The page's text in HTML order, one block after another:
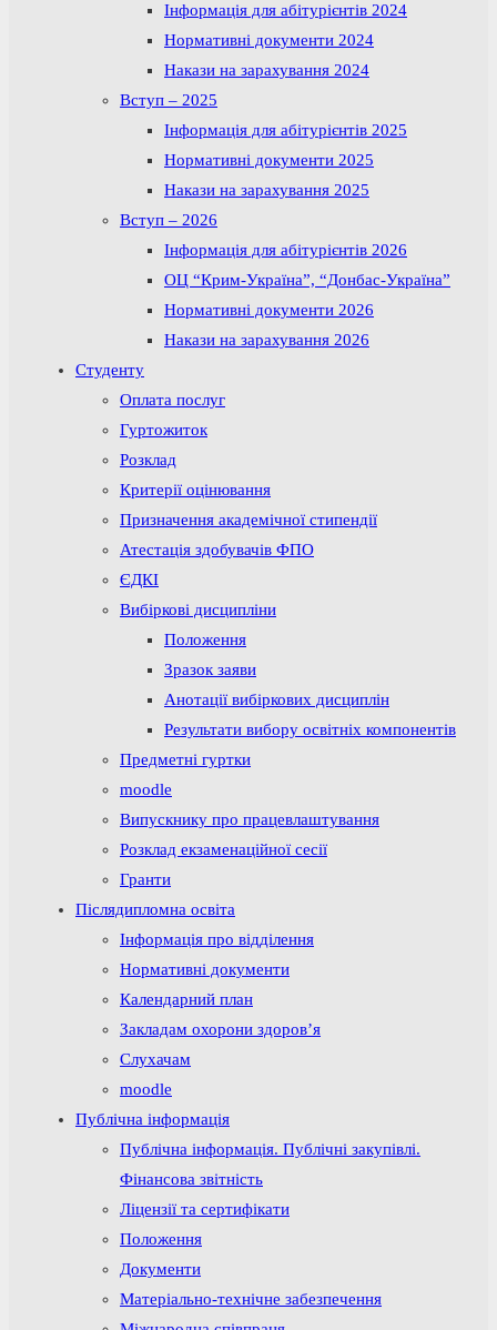
Інформація для абітурієнтів 2024
Нормативні документи 2024
Накази на зарахування 2024
Вступ – 2025
Інформація для абітурієнтів 2025
Нормативні документи 2025
Накази на зарахування 2025
Вступ – 2026
Інформація для абітурієнтів 2026
ОЦ “Крим-Україна”, “Донбас-Україна”
Нормативні документи 2026
Накази на зарахування 2026
Студенту
Оплата послуг
Гуртожиток
Розклад
Критерії оцінювання
Призначення академічної стипендії
Атестація здобувачів ФПО
ЄДКІ
Вибіркові дисципліни
Положення
Зразок заяви
Анотації вибіркових дисциплін
Результати вибору освітніх компонентів
Предметні гуртки
moodle
Випускнику про працевлаштування
Розклад екзаменаційної сесії
Гранти
Післядипломна освіта
Інформація про відділення
Нормативні документи
Календарний план
Закладам охорони здоров’я
Слухачам
moodle
Публічна інформація
Публічна інформація. Публічні закупівлі.
Фінансова звітність
Ліцензії та сертифікати
Положення
Документи
Матеріально-технічне забезпечення